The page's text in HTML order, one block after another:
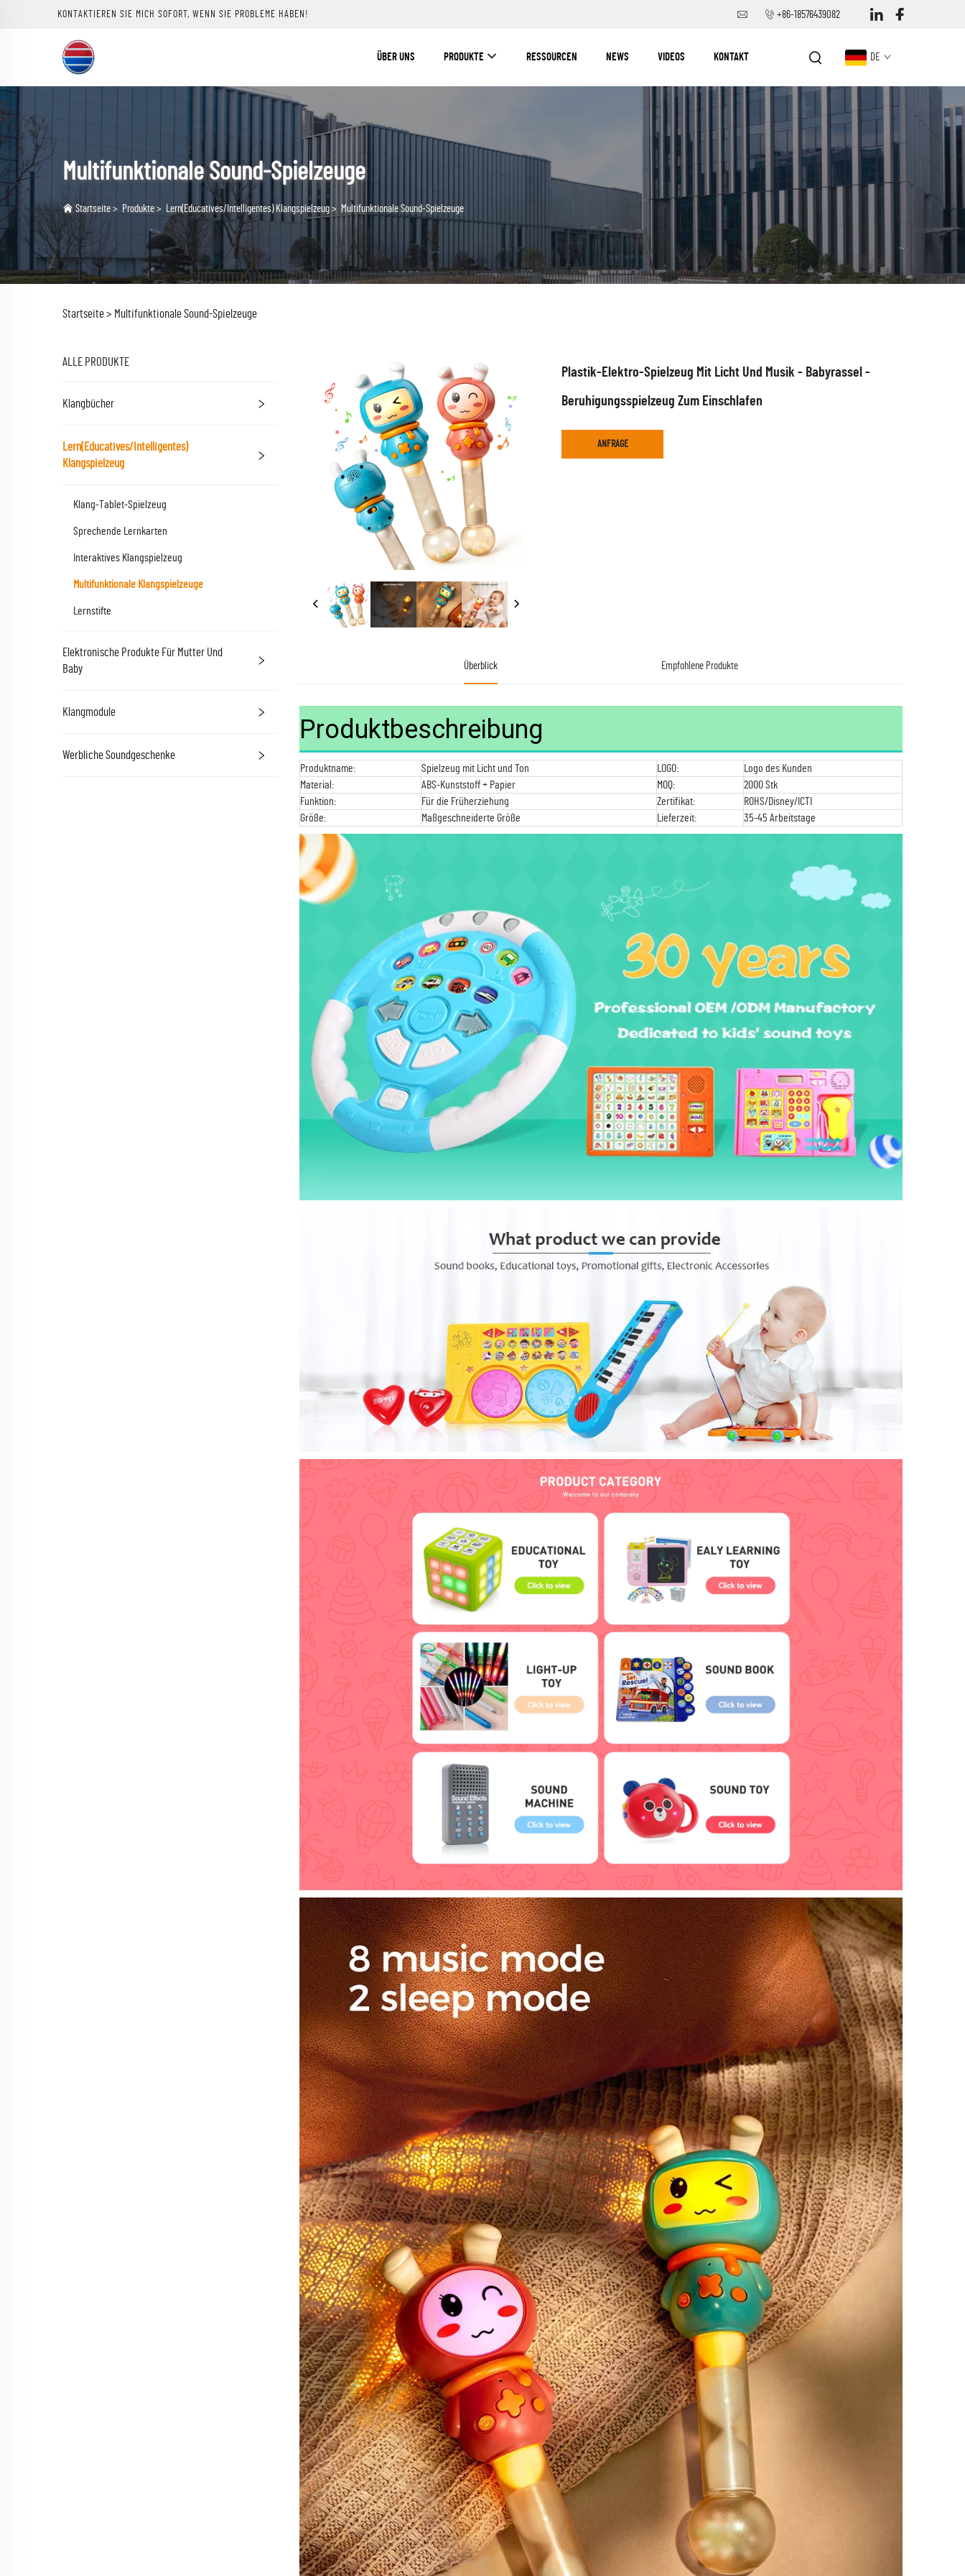
KONTAKTIEREN SIE MICH SOFORT, WENN SIE PROBLEME HABEN! +86-18576439082
ÜBER UNS PRODUKTE RESSOURCEN NEWS VIDEOS KONTAKT DE
Multifunktionale Sound-Spielzeuge
Startseite > Produkte > Lern(Educatives/Intelligentes) Klangspielzeug > Multifunktionale Sound-Spielzeuge
Startseite > Multifunktionale Sound-Spielzeuge
ALLE PRODUKTE
Klangbücher
Lern(Educatives/Intelligentes)
Klangspielzeug
Klang-Tablet-Spielzeug
Sprechende Lernkarten
Interaktives Klangspielzeug
Multifunktionale Klangspielzeuge
Lernstifte
Elektronische Produkte Für Mutter Und
Baby
Klangmodule
Werbliche Soundgeschenke
Plastik-Elektro-Spielzeug Mit Licht Und Musik - Babyrassel -
Beruhigungsspielzeug Zum Einschlafen
ANFRAGE
Überblick Empfohlene Produkte
Produktbeschreibung
Produktname: Spielzeug mit Licht und Ton LOGO:
Logo des Kunden
Material:
ABS-Kunststoff + Papier MOQ:
2000 Stk
Funktion:
Für die Früherziehung Zertifikat:
ROHS/Disney/ICTI
Größe:
Maßgeschneiderte Größe Lieferzeit: 35-45 Arbeitstage